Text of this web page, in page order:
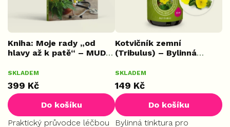
Kniha: Moje rady „od
hlavy až k patě“ – MUDr.
hodnocení
produktu
je
5,0
z
SKLADEM
399 Kč
Do košíku
Praktický průvodce léčbou
Kotvičník zemní
(Tribulus) – Bylinná
hodnocení
produktu
je
5,0
z
SKLADEM
149 Kč
Do košíku
Bylinná tinktura pro